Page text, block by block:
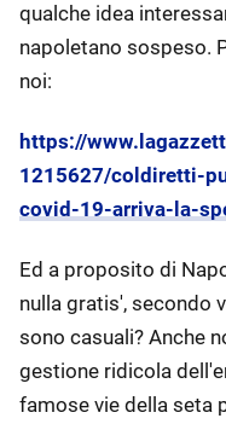
qualche idea
napoletano sospeso.
noi:
https://
1215627/coldiretti-
covid-19-arriva-la-
Ed a proposito di
nulla gratis', secondo
sono casuali? Anche
gestione ridicola
famose vie della seta